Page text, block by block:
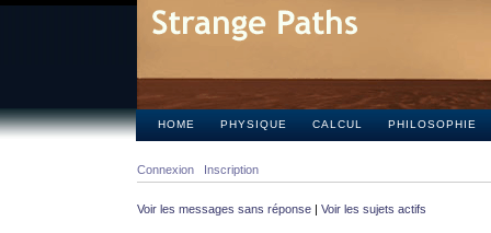
HOME PHYSIQUE CALCUL PHILOSOPHIE
Connexion Inscription
Voir les messages sans réponse | Voir les sujets actifs